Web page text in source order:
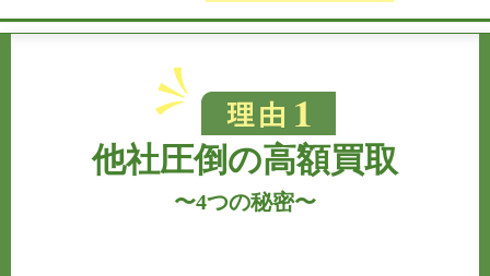
他社圧倒の高額買取
〜4つの秘密〜